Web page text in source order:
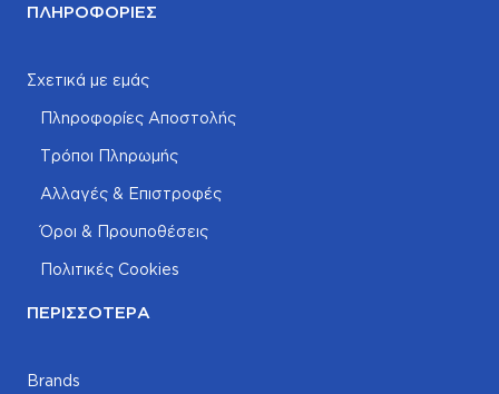
ΠΛΗΡΟΦΟΡΊΕΣ
Σχετικά με εμάς
Πληροφορίες Αποστολής
Τρόποι Πληρωμής
Αλλαγές & Επιστροφές
Όροι & Προυποθέσεις
Πολιτικές Cookies
ΠΕΡΙΣΣΌΤΕΡΑ
Brands